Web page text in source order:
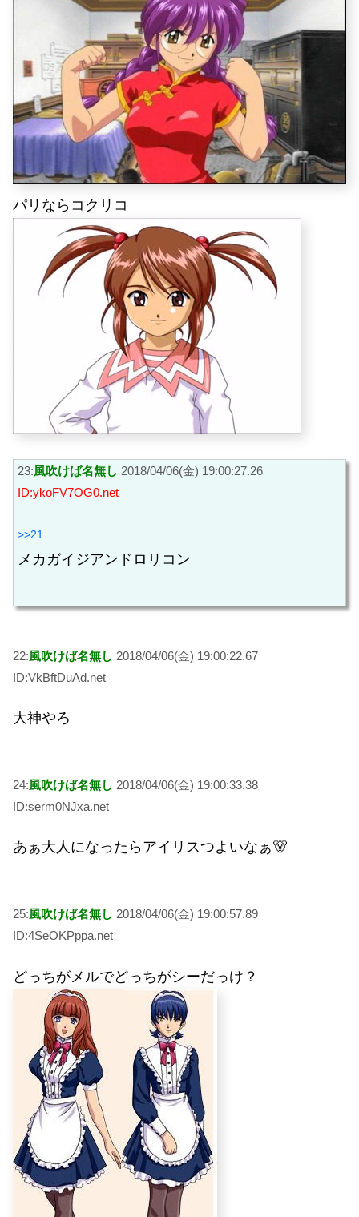
パリならコクリコ
23:風吹けば名無し 2018/04/06(金) 19:00:27.26
ID:ykoFV7OG0.net
>>21
メカガイジアンドロリコン
22:風吹けば名無し 2018/04/06(金) 19:00:22.67
ID:VkBftDuAd.net
大神やろ
24:風吹けば名無し 2018/04/06(金) 19:00:33.38
ID:serm0NJxa.net
あぁ大人になったらアイリスつよいなぁ🐻
25:風吹けば名無し 2018/04/06(金) 19:00:57.89
ID:4SeOKPppa.net
どっちがメルでどっちがシーだっけ？